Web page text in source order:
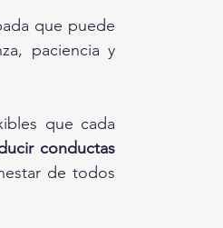
que puede
paciencia y
que cada
conductas
de todos